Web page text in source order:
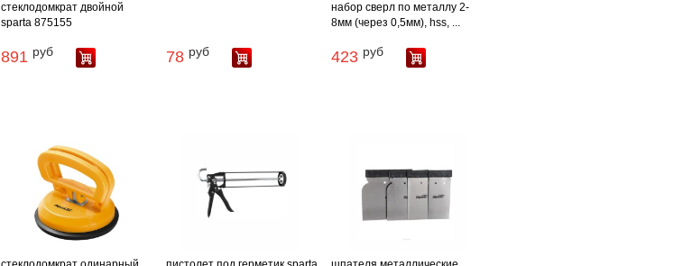
стеклодомкрат двойной
sparta 875155
891 руб 78 руб
набор сверл по металлу 2-
8мм (через 0,5мм), hss, ...
423 руб